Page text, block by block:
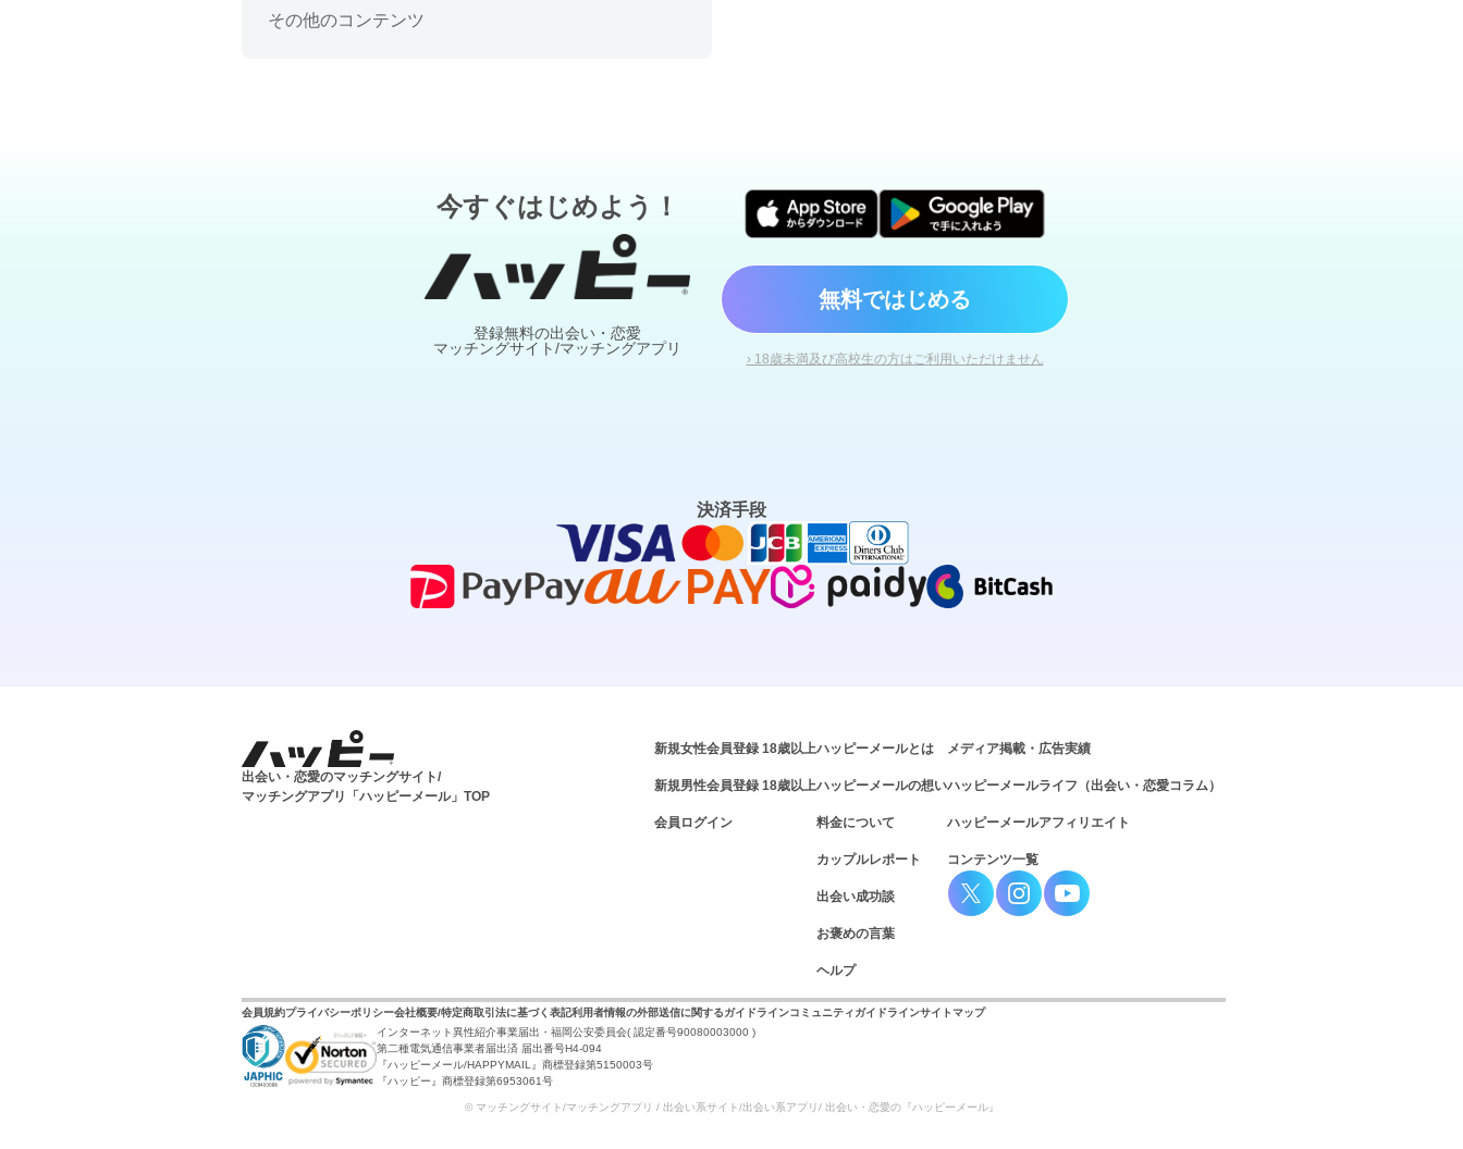
その他のコンテンツ
今すぐはじめよう！
登録無料の出会い・恋愛
マッチングサイト/マッチングアプリ
無料ではじめる
› 18歳未満及び高校生の方はご利用いただけません
決済手段
出会い・恋愛のマッチングサイト/
マッチングアプリ「ハッピーメール」TOP
新規女性会員登録 18歳以上
新規男性会員登録 18歳以上
会員ログイン
ハッピーメールとは
ハッピーメールの想い
料金について
カップルレポート
出会い成功談
お褒めの言葉
ヘルプ
メディア掲載・広告実績
ハッピーメールライフ（出会い・恋愛コラム）
ハッピーメールアフィリエイト
コンテンツ一覧
会員規約プライバシーポリシー会社概要/特定商取引法に基づく表記利用者情報の外部送信に関するガイドラインコミュニティガイドラインサイトマップ
インターネット異性紹介事業届出・福岡公安委員会( 認定番号90080003000 )
第二種電気通信事業者届出済 届出番号H4-094
『ハッピーメール/HAPPYMAIL』商標登録第5150003号
『ハッピー』商標登録第6953061号
© マッチングサイト/マッチングアプリ / 出会い系サイト/出会い系アプリ/ 出会い・恋愛の『ハッピーメール』